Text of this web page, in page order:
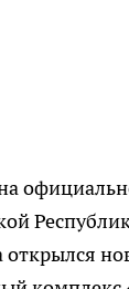
открылся